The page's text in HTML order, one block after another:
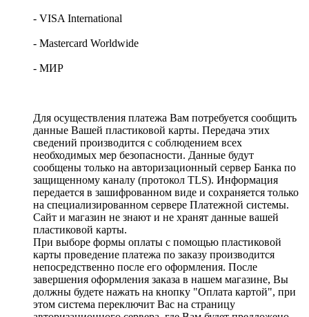
- VISA International
- Mastercard Worldwide
- МИР
Для осуществления платежа Вам потребуется сообщить
данные Вашей пластиковой карты. Передача этих
сведений производится с соблюдением всех
необходимых мер безопасности. Данные будут
сообщены только на авторизационный сервер Банка по
защищенному каналу (протокол TLS). Информация
передается в зашифрованном виде и сохраняется только
на специализированном сервере Платежной системы.
Сайт и магазин не знают и не хранят данные вашей
пластиковой карты.
При выборе формы оплаты с помощью пластиковой
карты проведение платежа по заказу производится
непосредственно после его оформления. После
завершения оформления заказа в нашем магазине, Вы
должны будете нажать на кнопку "Оплата картой", при
этом система переключит Вас на страницу